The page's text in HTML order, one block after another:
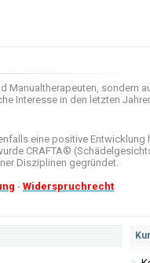
Manualtherapeuten, sondern
Interesse in den letzten
eine positive Entwicklung
CRAFTA® (
Disziplinen gegründet.
- Widerspruchrecht